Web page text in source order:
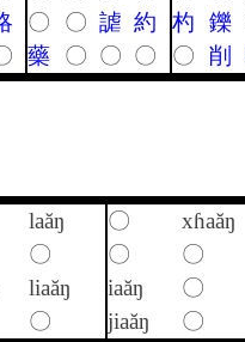
〇 〇 謔 約 杓 鑠
藥 〇 〇 〇 〇 削
laăŋ 〇 xɦaăŋ
〇 〇 〇
liaăŋ iaăŋ 〇
〇 jiaăŋ 〇